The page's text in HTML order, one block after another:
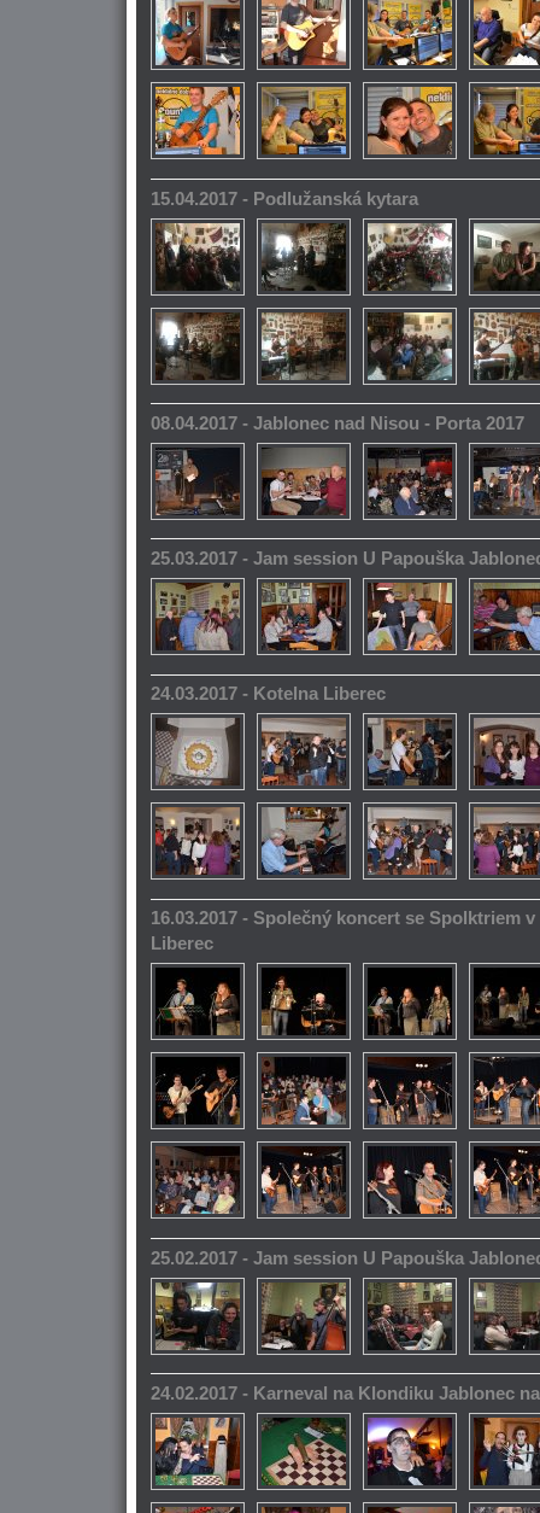
15.04.2017 - Podlužanská kytara
08.04.2017 - Jablonec nad Nisou - Porta 2017
25.03.2017 - Jam session U Papouška
24.03.2017 - Kotelna Liberec
16.03.2017 - Společný koncert se Spolktriem
Liberec
25.02.2017 - Jam session U Papouška
24.02.2017 - Karneval na Klondiku Jablonec